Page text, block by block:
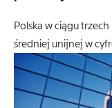
Polska w ciągu
średniej unijnej w